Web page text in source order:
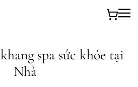
spa sức khỏe tại
Nhà